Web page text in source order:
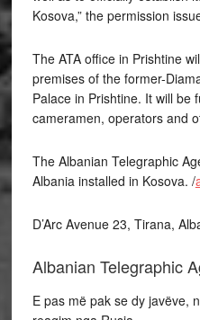
Kosova,” the permission
The ATA office in Prishtine
premises of the former-
Palace in Prishtine. It will be
cameramen, operators and
The Albanian Telegraphic
Albania installed in Kosova. /
D’Arc Avenue 23, Tirana,
Albanian Telegraphic
E pas më pak se dy javëve,